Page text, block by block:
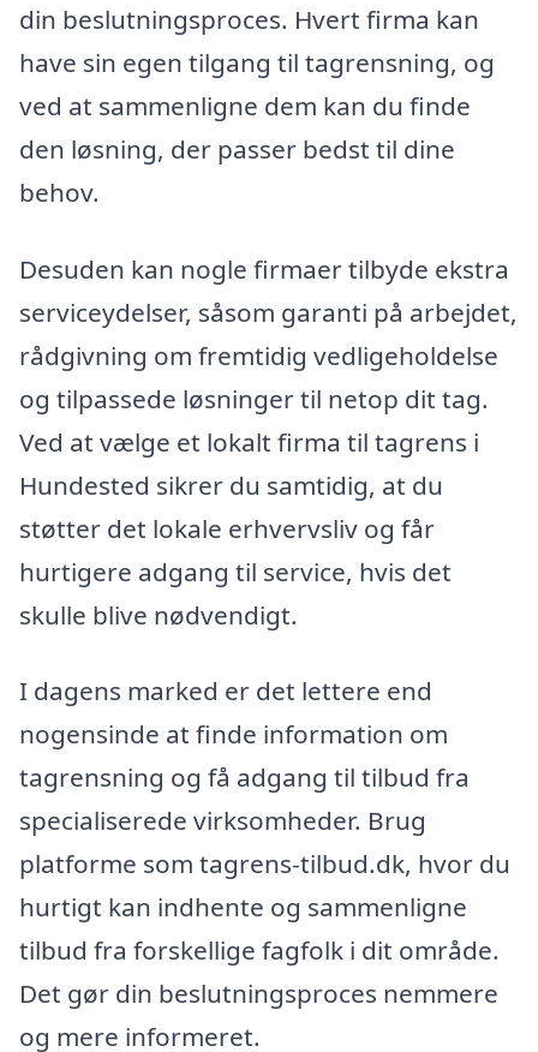
din beslutningsproces. Hvert firma kan
have sin egen tilgang til tagrensning, og
ved at sammenligne dem kan du finde
den løsning, der passer bedst til dine
behov.
Desuden kan nogle firmaer tilbyde ekstra
serviceydelser, såsom garanti på arbejdet,
rådgivning om fremtidig vedligeholdelse
og tilpassede løsninger til netop dit tag.
Ved at vælge et lokalt firma til tagrens i
Hundested sikrer du samtidig, at du
støtter det lokale erhvervsliv og får
hurtigere adgang til service, hvis det
skulle blive nødvendigt.
I dagens marked er det lettere end
nogensinde at finde information om
tagrensning og få adgang til tilbud fra
specialiserede virksomheder. Brug
platforme som tagrens-tilbud.dk, hvor du
hurtigt kan indhente og sammenligne
tilbud fra forskellige fagfolk i dit område.
Det gør din beslutningsproces nemmere
og mere informeret.